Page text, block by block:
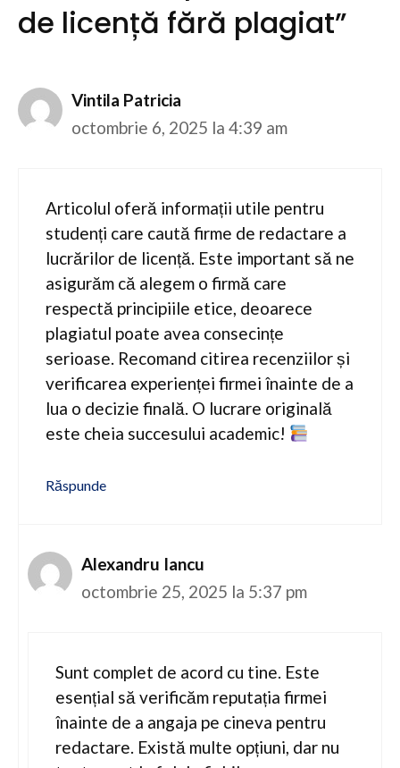
de licență fără plagiat”
Vintila Patricia
octombrie 6, 2025 la 4:39 am
Articolul oferă informații utile pentru
studenți care caută firme de redactare a
lucrărilor de licență. Este important să ne
asigurăm că alegem o firmă care
respectă principiile etice, deoarece
plagiatul poate avea consecințe
serioase. Recomand citirea recenziilor și
verificarea experienței firmei înainte de a
lua o decizie finală. O lucrare originală
este cheia succesului academic!
Răspunde
Alexandru Iancu
octombrie 25, 2025 la 5:37 pm
Sunt complet de acord cu tine. Este
esențial să verificăm reputația firmei
înainte de a angaja pe cineva pentru
redactare. Există multe opțiuni, dar nu